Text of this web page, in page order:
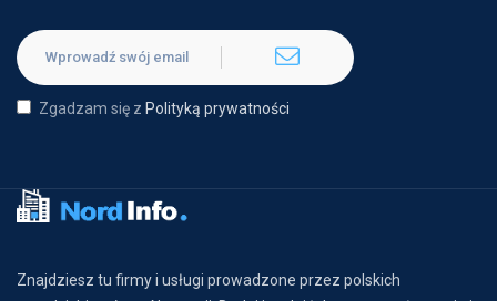
Zgadzam się z Polityką prywatności
Znajdziesz tu firmy i usługi prowadzone przez polskich